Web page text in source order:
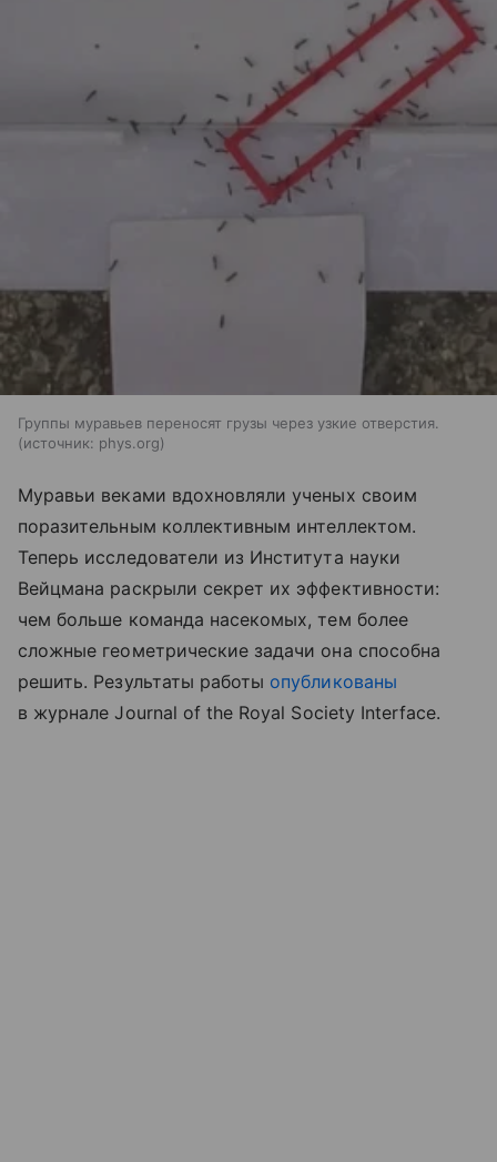
Группы муравьев переносят грузы через узкие отверстия.
источник: phys.org
Муравьи веками вдохновляли ученых своим
поразительным коллективным интеллектом.
Теперь исследователи из Института науки
Вейцмана раскрыли секрет их эффективности:
чем больше команда насекомых, тем более
сложные геометрические задачи она способна
решить. Результаты работы опубликованы
в журнале Journal of the Royal Society Interface.